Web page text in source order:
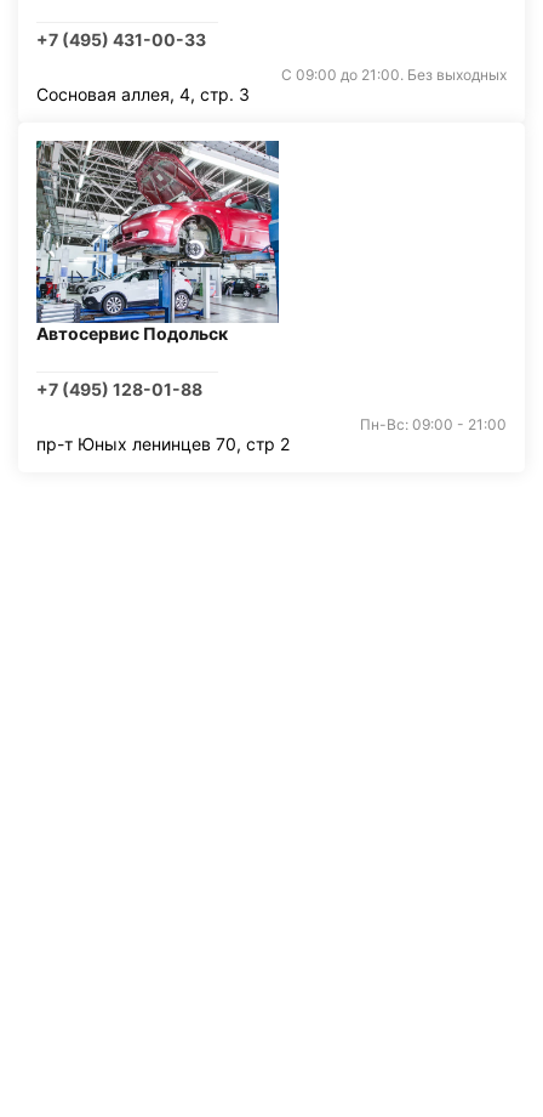
+7 (495) 431-00-33
С 09:00 до 21:00. Без выходных
Сосновая аллея, 4, стр. 3
Автосервис Подольск
+7 (495) 128-01-88
Пн-Вс: 09:00 - 21:00
пр-т Юных ленинцев 70, стр 2